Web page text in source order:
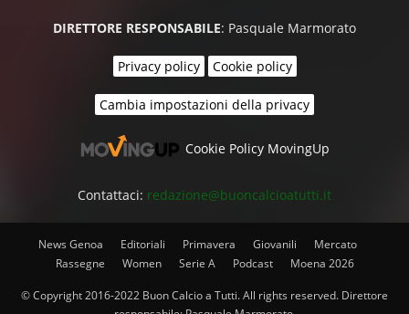
DIRETTORE RESPONSABILE: Pasquale Marmorato
Privacy policy Cookie policy
Cambia impostazioni della privacy
Cookie Policy MovingUp
Contattaci: redazione@buoncalcioatutti.it
News Genoa Editoriali Primavera Giovanili
Mercato
Rassegne
Women Serie A Podcast Moena 2026
© Copyright 2016-2022 Buon Calcio a Tutti. All rights reserved. Direttore